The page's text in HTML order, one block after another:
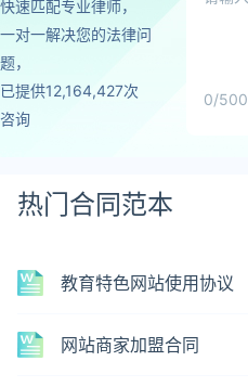
快速匹配专业律师，
一对一解决您的法律问
题，
已提供12,164,427次
咨询
0/500
热门合同范本
教育特色网站使用协议
网站商家加盟合同